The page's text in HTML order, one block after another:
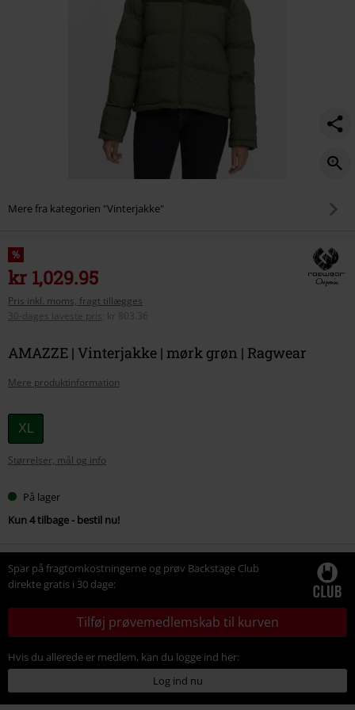
Mere fra kategorien "Vinterjakke"
%
kr 1,029.95
Pris inkl. moms, fragt tillægges
30-dages laveste pris
kr 803.36
AMAZZE | Vinterjakke | mørk grøn | Ragwear
Mere produktinformation
Vælg
din
størrelse
XL
Størrelser, mål og info
På lager
Kun 4 tilbage - bestil nu!
Spar på fragtomkostningerne og prøv Backstage Club
direkte gratis i 30 dage:
Tilføj prøvemedlemskab til kurven
Hvis du allerede er medlem, kan du logge ind her:
Log ind nu